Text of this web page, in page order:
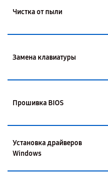
Чистка от пыли
Замена клавиатуры
Прошивка BIOS
Установка драйверов
Windows